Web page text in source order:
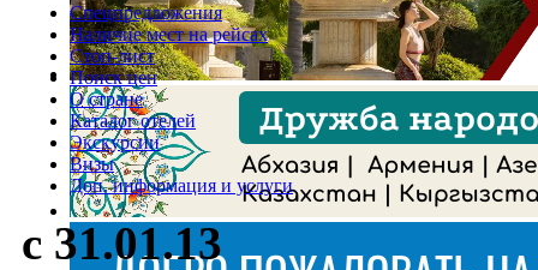
Спецпредложения
Наличие мест на рейсах
Стоп-лист
Поиск цен
О стране
Каталог отелей
Экскурсии
Визы
Доп. информация и услуги
с 31.01.13